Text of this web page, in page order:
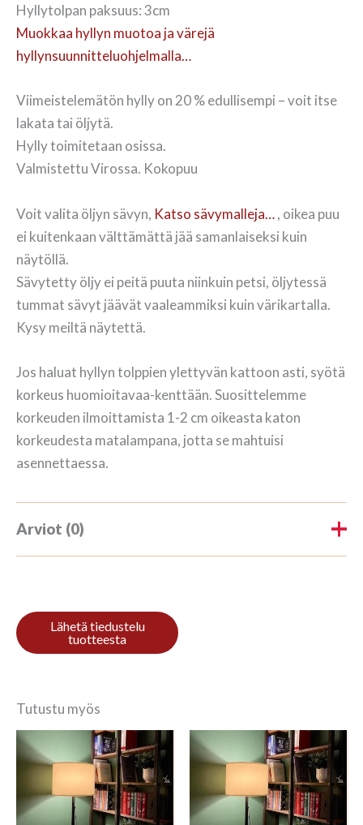
Hyllytolpan paksuus: 3cm
Muokkaa hyllyn muotoa ja värejä
hyllynsuunnitteluohjelmalla…
Viimeistelemätön hylly on 20 % edullisempi – voit itse
lakata tai öljytä.
Hylly toimitetaan osissa.
Valmistettu Virossa. Kokopuu
Voit valita öljyn sävyn, Katso sävymalleja…, oikea puu
ei kuitenkaan välttämättä jää samanlaiseksi kuin
näytöllä.
Sävytetty öljy ei peitä puuta niinkuin petsi, öljytessä
tummat sävyt jäävät vaaleammiksi kuin värikartalla.
Kysy meiltä näytettä.
Jos haluat hyllyn tolppien ylettyvän kattoon asti, syötä
korkeus huomioitavaa-kenttään. Suosittelemme
korkeuden ilmoittamista 1-2 cm oikeasta katon
korkeudesta matalampana, jotta se mahtuisi
asennettaessa.
Arviot (0)
Kirjoita ensimmäinen arvio
Sinun on
kirjoittaa arvioinnin.
Tutustu myös